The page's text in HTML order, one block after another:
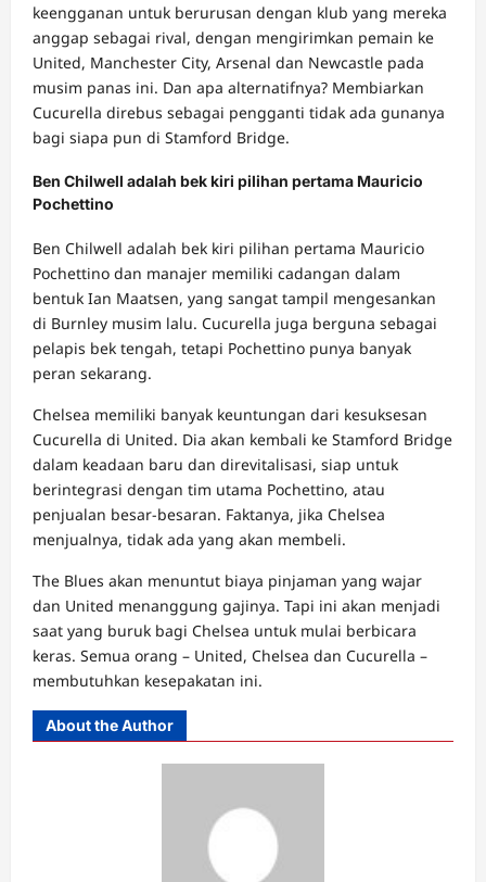
keengganan untuk berurusan dengan klub yang mereka
anggap sebagai rival, dengan mengirimkan pemain ke
United, Manchester City, Arsenal dan Newcastle pada
musim panas ini. Dan apa alternatifnya? Membiarkan
Cucurella direbus sebagai pengganti tidak ada gunanya
bagi siapa pun di Stamford Bridge.
Ben Chilwell adalah bek kiri pilihan pertama Mauricio
Pochettino
Ben Chilwell adalah bek kiri pilihan pertama Mauricio
Pochettino dan manajer memiliki cadangan dalam
bentuk Ian Maatsen, yang sangat tampil mengesankan
di Burnley musim lalu. Cucurella juga berguna sebagai
pelapis bek tengah, tetapi Pochettino punya banyak
peran sekarang.
Chelsea memiliki banyak keuntungan dari kesuksesan
Cucurella di United. Dia akan kembali ke Stamford Bridge
dalam keadaan baru dan direvitalisasi, siap untuk
berintegrasi dengan tim utama Pochettino, atau
penjualan besar-besaran. Faktanya, jika Chelsea
menjualnya, tidak ada yang akan membeli.
The Blues akan menuntut biaya pinjaman yang wajar
dan United menanggung gajinya. Tapi ini akan menjadi
saat yang buruk bagi Chelsea untuk mulai berbicara
keras. Semua orang – United, Chelsea dan Cucurella –
membutuhkan kesepakatan ini.
About the Author